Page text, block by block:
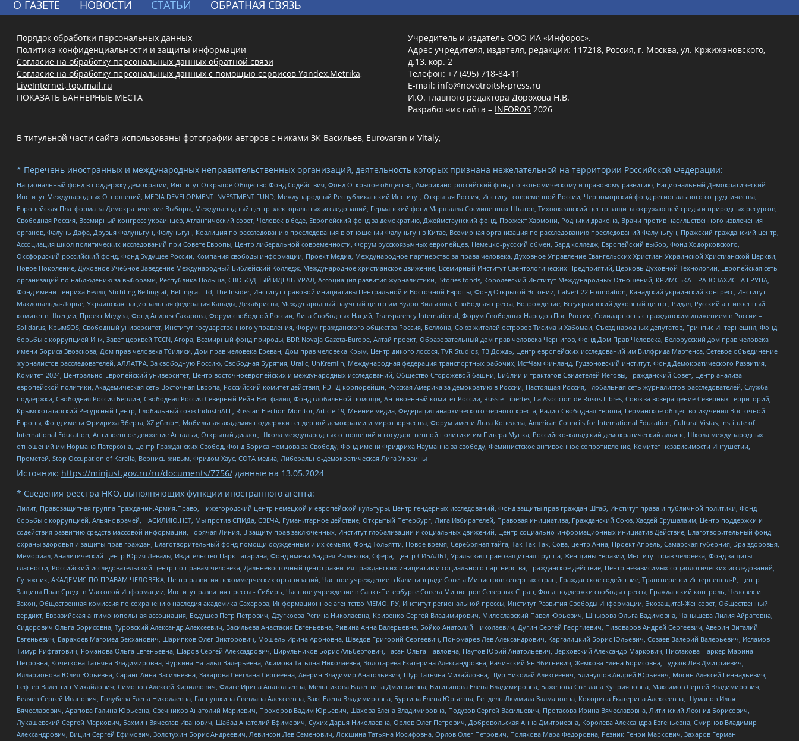
О ГАЗЕТЕ НОВОСТИ СТАТЬИ ОБРАТНАЯ СВЯЗЬ
Порядок обработки персональных данных
Политика конфиденциальности и защиты информации
Согласие на обработку персональных данных обратной связи
Согласие на обработку персональных данных с помощью сервисов Yandex.Metrika,
LiveInternet, top.mail.ru
ПОКАЗАТЬ БАННЕРНЫЕ МЕСТА
Учредитель и издатель ООО ИА «Инфорос».
Адрес учредителя, издателя, редакции: 117218, Россия, г. Москва, ул. Кржижановского,
д.13, кор. 2
Телефон: +7 (495) 718-84-11
E-mail: info@novotroitsk-press.ru
И.О. главного редактора Дорохова Н.В.
Разработчик сайта – INFOROS 2026
В титульной части сайта использованы фотографии авторов с никами ЗК Васильев, Eurovaran и Vitaly,
* Перечень иностранных и международных неправительственных организаций, деятельность которых признана нежелательной на территории Российской Федерации:
Национальный фонд в поддержку демократии, Институт Открытое Общество Фонд Содействия, Фонд Открытое общество, Американо-российский фонд по экономическому и правовому развитию, Национальный Демократический
Институт Международных Отношений, MEDIA DEVELOPMENT INVESTMENT FUND, Международный Республиканский Институт, Открытая Россия, Институт современной России, Черноморский фонд регионального сотрудничества,
Европейская Платформа за Демократические Выборы, Международный центр электоральных исследований, Германский фонд Маршалла Соединенных Штатов, Тихоокеанский центр защиты окружающей среды и природных ресурсов,
Свободная Россия, Всемирный конгресс украинцев, Атлантический совет, Человек в беде, Европейский фонд за демократию, Джеймстаунский фонд, Прожект Хармони, Родники дракона, Врачи против насильственного извлечения
органов, Фалунь Дафа, Друзья Фалуньгун, Фалуньгун, Коалиция по расследованию преследования в отношении Фалуньгун в Китае, Всемирная организация по расследованию преследований Фалуньгун, Пражский гражданский центр,
Ассоциация школ политических исследований при Совете Европы, Центр либеральной современности, Форум русскоязычных европейцев, Немецко-русский обмен, Бард колледж, Европейский выбор, Фонд Ходорковского,
Оксфордский российский фонд, Фонд Будущее России, Компания свободы информации, Проект Медиа, Международное партнерство за права человека, Духовное Управление Евангельских Христиан Украинской Христианской Церкви,
Новое Поколение, Духовное Учебное Заведение Международный Библейский Колледж, Международное христианское движение, Всемирный Институт Саентологических Предприятий, Церковь Духовной Технологии, Европейская сеть
организаций по наблюдению за выборами, Республика Польша, СВОБОДНЫЙ ИДЕЛЬ-УРАЛ, Ассоциация развития журналистики, IStories fonds, Королевский Институт Международных Отношений, КРИМСЬКА ПРАВОЗАХИСНА ГРУПА,
Фонд имени Генриха Бёлля, Stichting Bellingcat, Bellingcat Ltd, The Insider, Институт правовой инициативы Центральной и Восточной Европы, Фонд Открытой Эстонии, Calvert 22 Foundation, Канадский украинский конгресс, Институт
Макдональда-Лорье, Украинская национальная федерация Канады, Декабристы, Международный научный центр им Вудро Вильсона, Свободная пресса, Возрождение, Всеукраинский духовный центр , Риддл, Русский антивоенный
комитет в Швеции, Проект Медуза, Фонд Андрея Сахарова, Форум свободной России, Лига Свободных Наций, Transparеncy International, Форум Свободных Народов ПостРоссии, Солидарность с гражданским движением в России –
Solidarus, КрымSOS, Свободный университет, Институт государственного управления, Форум гражданского общества Россия, Беллона, Союз жителей островов Тисима и Хабомаи, Съезд народных депутатов, Гринпис Интернешнл, Фонд
борьбы с коррупцией Инк, Завет церквей TCCN, Агора, Всемирный фонд природы, BDR Novaja Gazeta-Europe, Алтай проект, Образовательный дом прав человека Чернигов, Фонд Дом Прав Человека, Белорусский дом прав человека
имени Бориса Звозскова, Дом прав человека Тбилиси, Дом прав человека Ереван, Дом прав человека Крым, Центр дикого лосося, TVR Studios, ТВ Дождь, Центр европейских исследований им Вилфрида Мартенса, Сетевое объединение
журналистов расследователей, АЛЛАТРА, За свободную Россию, Свободная Бурятия, Uralic, UnKremlin, Международная федерация транспортных рабочих, ИстЧам Финланд, Гудзоновский институт, Фонд Демократического Развития,
Комитет-2024, Центрально-Европейский университет, Центр восточноевропейских и международных исследований, Общество Сторожевой башни, Библии и трактатов Свидетелей Иеговы, Гражданский Совет, Центр анализа
европейской политики, Академическая сеть Восточная Европа, Российский комитет действия, РЭНД корпорейшн, Русская Америка за демократию в России, Настоящая Россия, Глобальная сеть журналистов-расследователей, Служба
поддержки, Свободная Россия Берлин, Свободная Россия Северный Рейн-Вестфалия, Фонд глобальной помощи, Антивоенный комитет России, Russie-Libertes, La Asocicion de Rusos Libres, Союз за возвращение Северных территорий,
Крымскотатарский Ресурсный Центр, Глобальный союз IndustriALL, Russian Election Monitor, Article 19, Мнение медиа, Федерация анархического черного креста, Радио Свободная Европа, Германское общество изучения Восточной
Европы, Фонд имени Фридриха Эберта, XZ gGmbH, Мобильная академия поддержки гендерной демократии и миротворчества, Форум имени Льва Копелева, American Councils for International Education, Cultural Vistas, Institute of
International Education, Антивоенное движение Антальи, Открытый диалог, Школа международных отношений и государственной политики им Питера Мунка, Российско-канадский демократический альянс, Школа международных
отношений им Нормана Патерсона, Центр Гражданских Свобод, Фонд Бориса Немцова за Свободу, Фонд имени Фридриха Науманна за свободу, Феминистское антивоенное сопротивление, Комитет независимости Ингушетии,
Прометей, Stop Occupation of Karelia, Вернись живым, Фридом Хаус, СОТА медиа, Либерально-демократическая Лига Украины
Источник: https://minjust.gov.ru/ru/documents/7756/ данные на 13.05.2024
* Сведения реестра НКО, выполняющих функции иностранного агента:
Лилит, Правозащитная группа Гражданин.Армия.Право, Нижегородский центр немецкой и европейской культуры, Центр гендерных исследований, Фонд защиты прав граждан Штаб, Институт права и публичной политики, Фонд
борьбы с коррупцией, Альянс врачей, НАСИЛИЮ.НЕТ, Мы против СПИДа, СВЕЧА, Гуманитарное действие, Открытый Петербург, Лига Избирателей, Правовая инициатива, Гражданский Союз, Хасдей Ерушалаим, Центр поддержки и
содействия развитию средств массовой информации, Горячая Линия, В защиту прав заключенных, Институт глобализации и социальных движений, Центр социально-информационных инициатив Действие, Благотворительный фонд
охраны здоровья и защиты прав граждан, Благотворительный фонд помощи осужденным и их семьям, Фонд Тольятти, Новое время, Серебряная тайга, Так-Так-Так, Сова, центр Анна, Проект Апрель, Самарская губерния, Эра здоровья,
Мемориал, Аналитический Центр Юрия Левады, Издательство Парк Гагарина, Фонд имени Андрея Рылькова, Сфера, Центр СИБАЛЬТ, Уральская правозащитная группа, Женщины Евразии, Институт прав человека, Фонд защиты
гласности, Российский исследовательский центр по правам человека, Дальневосточный центр развития гражданских инициатив и социального партнерства, Гражданское действие, Центр независимых социологических исследований,
Сутяжник, АКАДЕМИЯ ПО ПРАВАМ ЧЕЛОВЕКА, Центр развития некоммерческих организаций, Частное учреждение в Калининграде Совета Министров северных стран, Гражданское содействие, Трансперенси Интернешнл-Р, Центр
Защиты Прав Средств Массовой Информации, Институт развития прессы - Сибирь, Частное учреждение в Санкт-Петербурге Совета Министров Северных Стран, Фонд поддержки свободы прессы, Гражданский контроль, Человек и
Закон, Общественная комиссия по сохранению наследия академика Сахарова, Информационное агентство МЕМО. РУ, Институт региональной прессы, Институт Развития Свободы Информации, Экозащита!-Женсовет, Общественный
вердикт, Евразийская антимонопольная ассоциация, Бедушев Петр Петрович, Дзугкоева Регина Николаевна, Кривенко Сергей Владимирович, Милославский Павел Юрьевич, Шнырова Ольга Вадимовна, Чанышева Лилия Айратовна,
Сидорович Ольга Борисовна, Туровский Александр Алексеевич, Васильева Анастасия Евгеньевна, Ривина Анна Валерьевна, Бойко Анатолий Николаевич, Дугин Сергей Георгиевич, Пивоваров Андрей Сергеевич, Аверин Виталий
Евгеньевич, Барахоев Магомед Бекханович, Шарипков Олег Викторович, Мошель Ирина Ароновна, Шведов Григорий Сергеевич, Пономарев Лев Александрович, Каргалицкий Борис Юльевич, Созаев Валерий Валерьевич, Исламов
Тимур Рифгатович, Романова Ольга Евгеньевна, Щаров Сергей Алексадрович, Цирульников Борис Альбертович, Гасан Ольга Павловна, Паутов Юрий Анатольевич, Верховский Александр Маркович, Пислакова-Паркер Марина
Петровна, Кочеткова Татьяна Владимировна, Чуркина Наталья Валерьевна, Акимова Татьяна Николаевна, Золотарева Екатерина Александровна, Рачинский Ян Збигневич, Жемкова Елена Борисовна, Гудков Лев Дмитриевич,
Илларионова Юлия Юрьевна, Саранг Анна Васильевна, Захарова Светлана Сергеевна, Аверин Владимир Анатольевич, Щур Татьяна Михайловна, Щур Николай Алексеевич, Блинушов Андрей Юрьевич, Мосин Алексей Геннадьевич,
Гефтер Валентин Михайлович, Симонов Алексей Кириллович, Флиге Ирина Анатольевна, Мельникова Валентина Дмитриевна, Вититинова Елена Владимировна, Баженова Светлана Куприяновна, Максимов Сергей Владимирович,
Беляев Сергей Иванович, Голубева Елена Николаевна, Ганнушкина Светлана Алексеевна, Закс Елена Владимировна, Буртина Елена Юрьевна, Гендель Людмила Залмановна, Кокорина Екатерина Алексеевна, Шуманов Илья
Вячеславович, Арапова Галина Юрьевна, Свечников Анатолий Мариевич, Прохоров Вадим Юрьевич, Шахова Елена Владимировна, Подузов Сергей Васильевич, Протасова Ирина Вячеславовна, Литинский Леонид Борисович,
Лукашевский Сергей Маркович, Бахмин Вячеслав Иванович, Шабад Анатолий Ефимович, Сухих Дарья Николаевна, Орлов Олег Петрович, Добровольская Анна Дмитриевна, Королева Александра Евгеньевна, Смирнов Владимир
Александрович, Вицин Сергей Ефимович, Золотухин Борис Андреевич, Левинсон Лев Семенович, Локшина Татьяна Иосифовна, Орлов Олег Петрович, Полякова Мара Федоровна, Резник Генри Маркович, Захаров Герман